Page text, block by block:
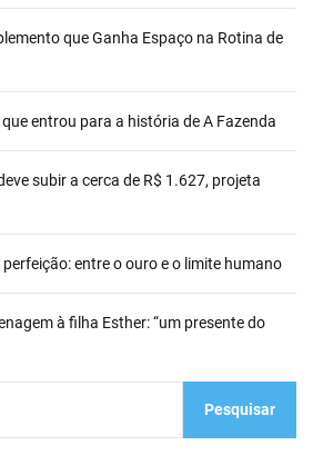
que Ganha Espaço na Rotina de
entrou para a história de A Fazenda
subir a cerca de R$ 1.627, projeta
perfeição: entre o ouro e o limite humano
à filha Esther: “um presente do